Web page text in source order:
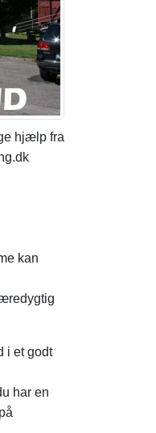
hjælp fra
kan
i et godt
har en